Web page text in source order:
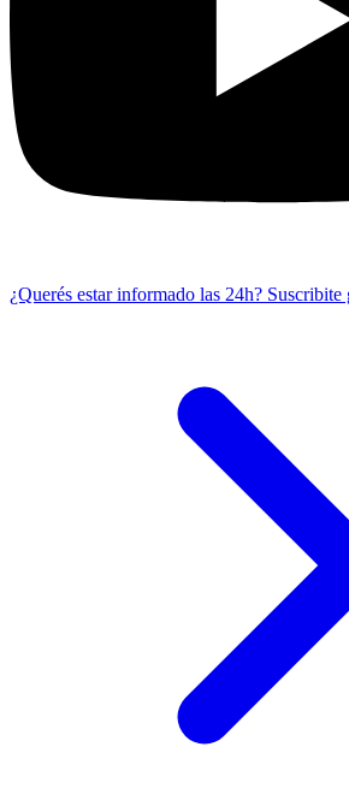
¿Querés estar informado las 24h? Suscribite